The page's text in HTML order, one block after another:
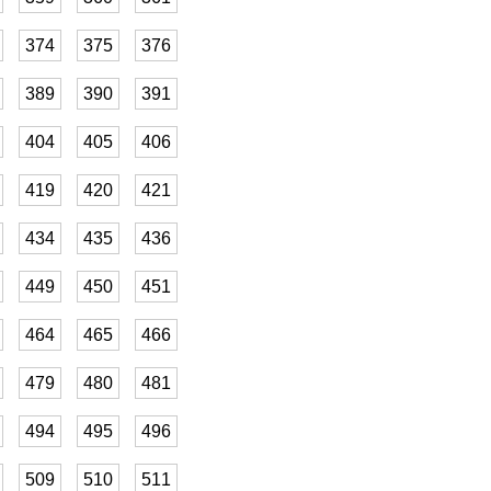
374 375 376
389 390 391
404 405 406
419 420 421
434 435 436
449 450 451
464 465 466
479 480 481
494 495 496
509 510 511